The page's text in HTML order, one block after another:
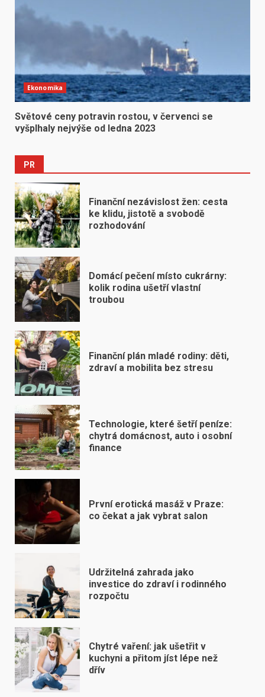
Ekonomika
Světové ceny potravin rostou, v červenci se
vyšplhaly nejvýše od ledna 2023
PR
Finanční nezávislost žen: cesta
ke klidu, jistotě a svobodě
rozhodování
Domácí pečení místo cukrárny:
kolik rodina ušetří vlastní
troubou
Finanční plán mladé rodiny: děti,
zdraví a mobilita bez stresu
Technologie, které šetří peníze:
chytrá domácnost, auto i osobní
finance
První erotická masáž v Praze:
co čekat a jak vybrat salon
Udržitelná zahrada jako
investice do zdraví i rodinného
rozpočtu
Chytré vaření: jak ušetřit v
kuchyni a přitom jíst lépe než
dřív